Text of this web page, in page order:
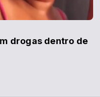
drogas dentro de